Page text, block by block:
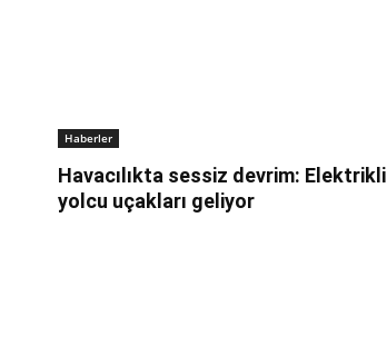
Haberler
Havacılıkta sessiz devrim: Elektrikli
yolcu uçakları geliyor